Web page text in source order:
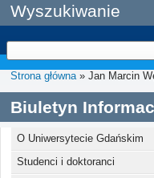
Wyszukiwanie
Strona główna» Jan Marcin
Biuletyn
O Uniwersytecie Gdańskim
Studenci i doktoranci